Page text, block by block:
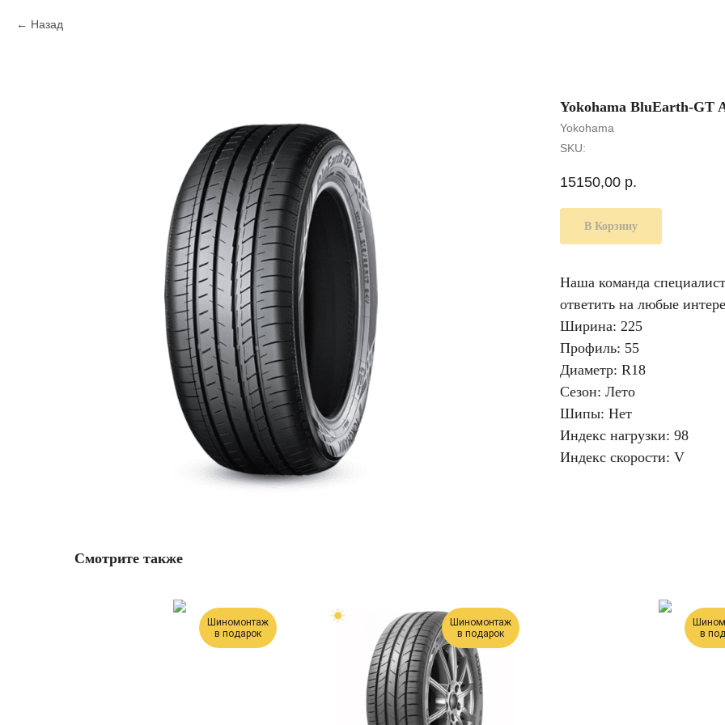
Назад
Yokohama BluEarth-GT
Yokohama
SKU:
15150,00 р.
В Корзину
Наша команда
ответить на любые
Ширина: 225
Профиль: 55
Диаметр: R18
Сезон: Лето
Шипы: Нет
Индекс нагрузки: 98
Индекс скорости: V
Смотрите также
Шиномонтаж
в подарок
Шиномонтаж
в подарок
в